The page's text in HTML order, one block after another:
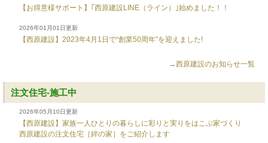
【お得意様サポート】｢西原建設LINE（ライン）｣始めました！！
2026年01月01日更新
【西原建設】2023年4月1日で“創業50周年”を迎えました!
→西原建設のお知らせ一覧
注文住宅-施工中
2026年05月10日更新
【西原建設】家族一人ひとりの暮らしに彩りと実りをはこぶ家づくり
西原建設の注文住宅［絆の家］をご紹介します